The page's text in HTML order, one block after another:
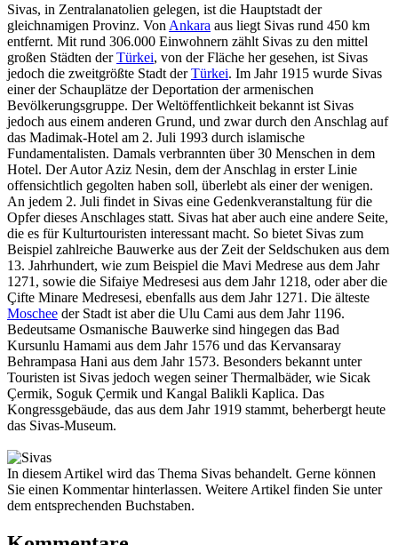
Sivas, in Zentralanatolien gelegen, ist die Hauptstadt der
gleichnamigen Provinz. Von Ankara aus liegt Sivas rund 450 km
entfernt. Mit rund 306.000 Einwohnern zählt Sivas zu den mittel
großen Städten derTürkei, von der Fläche her gesehen, ist Sivas
jedoch die zweitgrößte Stadt derTürkei. Im Jahr 1915 wurde Sivas
einer der Schauplätze der Deportation der armenischen
Bevölkerungsgruppe. Der Weltöffentlichkeit bekannt ist Sivas
jedoch aus einem anderen Grund, und zwar durch den Anschlag auf
das Madimak-Hotel am 2. Juli 1993 durch islamische
Fundamentalisten. Damals verbrannten über 30 Menschen in dem
Hotel. Der Autor Aziz Nesin, dem der Anschlag in erster Linie
offensichtlich gegolten haben soll, überlebt als einer der wenigen.
An jedem 2. Juli findet in Sivas eine Gedenkveranstaltung für die
Opfer dieses Anschlages statt. Sivas hat aber auch eine andere Seite,
die es für Kulturtouristen interessant macht. So bietet Sivas zum
Beispiel zahlreiche Bauwerke aus der Zeit der Seldschuken aus dem
13. Jahrhundert, wie zum Beispiel die Mavi Medrese aus dem Jahr
1271, sowie die Sifaiye Medresesi aus dem Jahr 1218, oder aber die
Çifte Minare Medresesi, ebenfalls aus dem Jahr 1271. Die älteste
Moschee der Stadt ist aber die Ulu Cami aus dem Jahr 1196.
Bedeutsame Osmanische Bauwerke sind hingegen das Bad
Kursunlu Hamami aus dem Jahr 1576 und das Kervansaray
Behrampasa Hani aus dem Jahr 1573. Besonders bekannt unter
Touristen ist Sivas jedoch wegen seiner Thermalbäder, wie Sicak
Çermik, Soguk Çermik und Kangal Balikli Kaplica. Das
Kongressgebäude, das aus dem Jahr 1919 stammt, beherbergt heute
das Sivas-Museum.
In diesem Artikel wird das Thema Sivas behandelt. Gerne können
Sie einen Kommentar hinterlassen. Weitere Artikel finden Sie unter
dem entsprechenden Buchstaben.